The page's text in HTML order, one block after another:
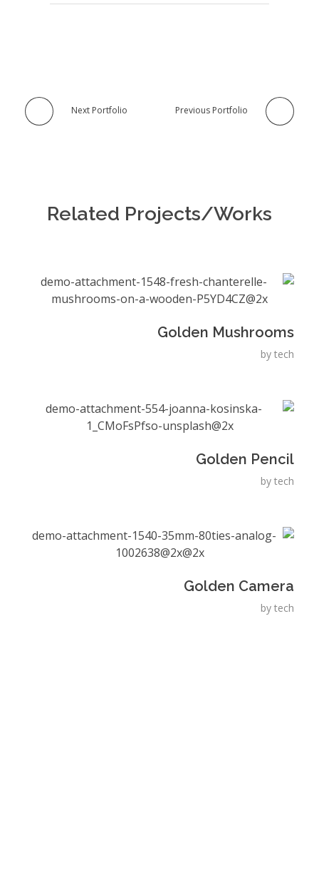
Previous Portfolio
Next Portfolio
Related Projects/Works
Golden Mushrooms
by tech
Golden Pencil
by tech
Golden Camera
by tech